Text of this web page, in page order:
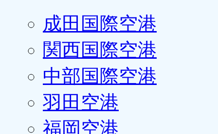
成田国際空港
関西国際空港
中部国際空港
羽田空港
福岡空港